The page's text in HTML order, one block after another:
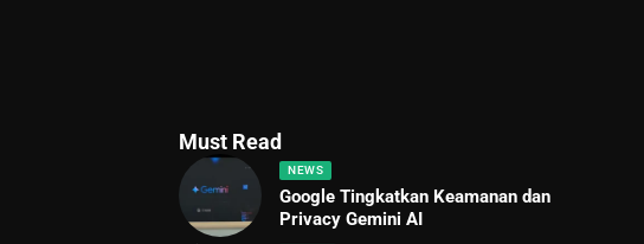
Must Read
NEWS
Google Tingkatkan Keamanan dan
Privacy Gemini AI